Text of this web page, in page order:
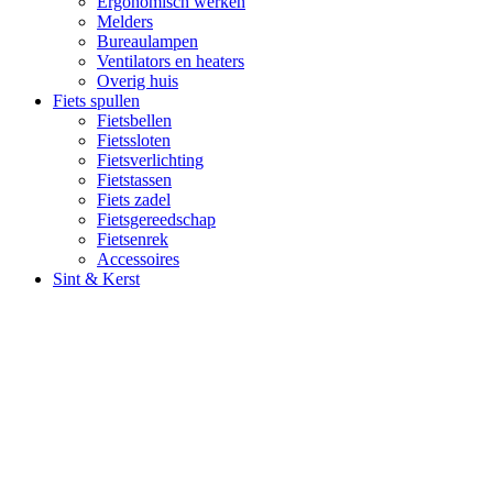
Melders
Bureaulampen
Ventilators en heaters
Overig huis
Fiets spullen
Fietsbellen
Fietssloten
Fietsverlichting
Fietstassen
Fiets zadel
Fietsgereedschap
Fietsenrek
Accessoires
Sint & Kerst